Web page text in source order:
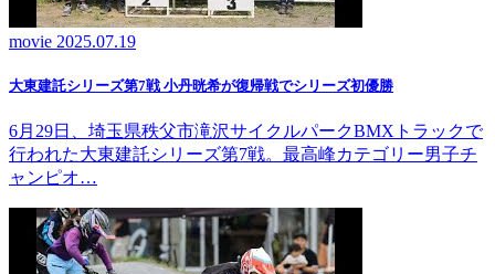
movie 2025.07.19
大東建託シリーズ第7戦 ⼩丹晄希が復帰戦でシリーズ初優勝
6月29日、埼玉県秩父市滝沢サイクルパークBMXトラックで
行われた大東建託シリーズ第7戦。最高峰カテゴリー男子チ
ャンピオ…